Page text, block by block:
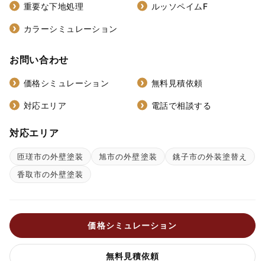
重要な下地処理 ルッソペイムF
カラーシミュレーション
お問い合わせ
価格シミュレーション 無料見積依頼
対応エリア 電話で相談する
対応エリア
匝瑳市の外壁塗装 旭市の外壁塗装
銚子市の外装塗替え
香取市の外壁塗装
価格シミュレーション
無料見積依頼